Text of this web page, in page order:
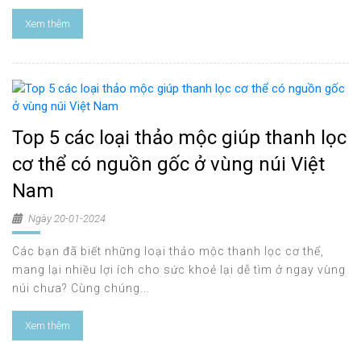
Xem thêm
Top 5 các loại thảo mộc giúp thanh lọc
cơ thể có nguồn gốc ở vùng núi Việt
Nam
Ngày 20-01-2024
Các bạn đã biết những loại thảo mộc thanh lọc cơ thể,
mang lại nhiều lợi ích cho sức khoẻ lại dễ tìm ở ngay vùng
núi chưa? Cùng chúng...
Xem thêm